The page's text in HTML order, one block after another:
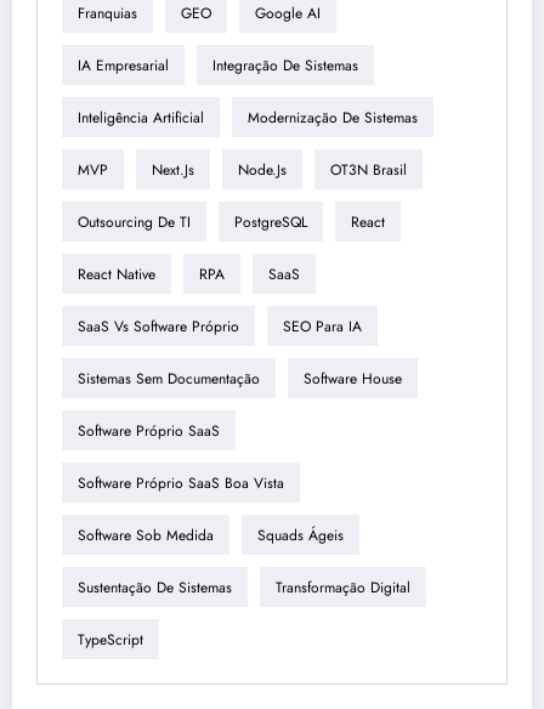
Franquias GEO Google AI
IA Empresarial Integração De Sistemas
Inteligência Artificial Modernização De Sistemas
MVP Next.js Node.js OT3N Brasil
Outsourcing De TI PostgreSQL React
React Native RPA SaaS
SaaS Vs Software Próprio SEO Para IA
Sistemas Sem Documentação Software House
Software Próprio SaaS
Software Próprio SaaS Boa Vista
Software Sob Medida Squads Ágeis
Sustentação De Sistemas Transformação Digital
TypeScript